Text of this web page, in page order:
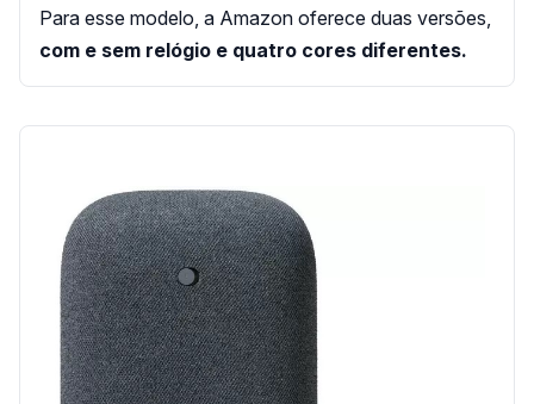
Para esse modelo, a Amazon oferece duas versões,
com e sem relógio e quatro cores diferentes.